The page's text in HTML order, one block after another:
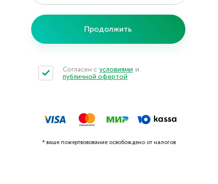
Продолжить
Согласен с условиями и
публичной офертой
* ваше пожертвовование освобождено от налогов